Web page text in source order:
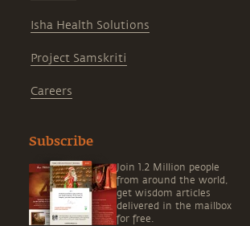
Isha Health Solutions
Project Samskriti
Careers
Subscribe
Join 1.2 Million people
from around the world,
get wisdom articles
delivered in the mailbox
for free.